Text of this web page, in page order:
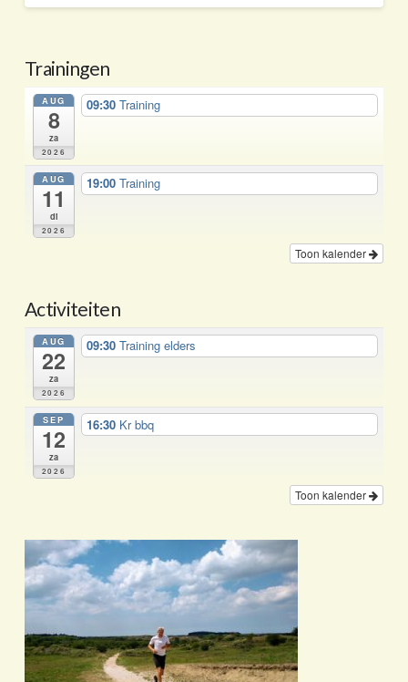
Trainingen
AUG
8
za
2026
09:30Training
AUG
11
di
2026
19:00Training
Toon kalender
Activiteiten
AUG
22
za
2026
09:30Training elders
SEP
12
za
2026
16:30 Kr bbq
Toon kalender